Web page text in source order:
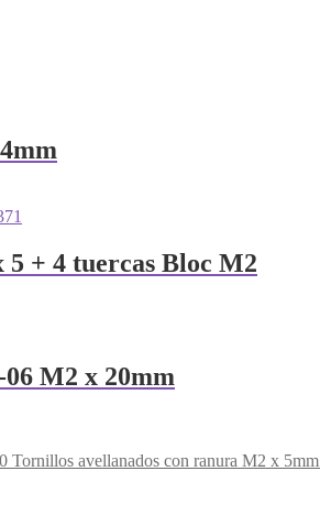
+ 4 tuercas Bloc M2
M2 x 20mm
Tornillos avellanados con ranura M2 x 5mm